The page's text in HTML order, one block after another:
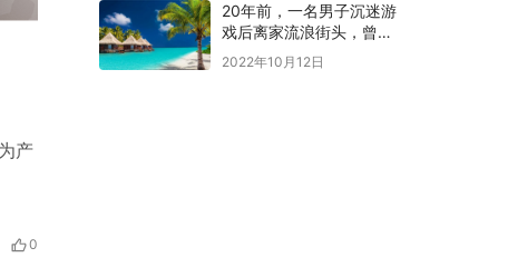
产
0
20年前，一名男子沉迷游
戏后离家流浪街头，曾就
读某重点大学
2022年10月12日